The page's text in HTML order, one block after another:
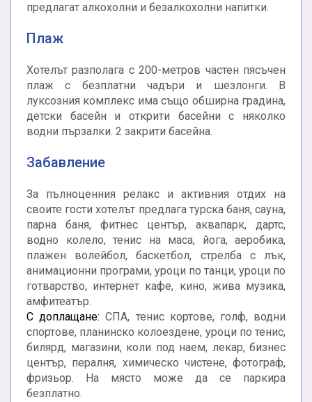
предлагат алкохолни и безалкохолни напитки.
Плаж
Хотелът разполага с 200-метров частен пясъчен
плаж с безплатни чадъри и шезлонги. В
луксозния комплекс има също обширна градина,
детски басейн и открити басейни с няколко
водни пързалки. 2 закрити басейна.
Забавление
За пълноценния релакс и активния отдих на
своите гости хотелът предлага турска баня, сауна,
парна баня, фитнес център, аквапарк, дартс,
водно колело, тенис на маса, йога, аеробика,
плажен волейбол, баскетбол, стрелба с лък,
анимационни програми, уроци по танци, уроци по
готварство, интернет кафе, кино, жива музика,
амфитеатър.
С доплащане: СПА, тенис кортове, голф, водни
спортове, планинско колоездене, уроци по тенис,
билярд, магазини, коли под наем, лекар, бизнес
център, пералня, химическо чистене, фотограф,
фризьор. На място може да се паркира
безплатно.